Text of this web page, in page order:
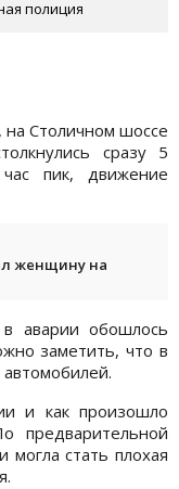
полиция
на Столичном шоссе
сразу 5
пик, движение
женщину на
аварии обошлось
заметить, что в
и как произошло
предварительной
стать плохая